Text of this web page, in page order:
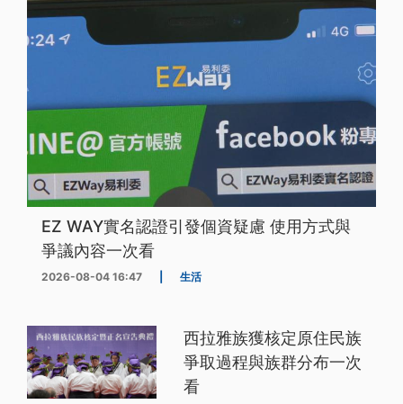
EZ WAY實名認證引發個資疑慮 使用方式與
爭議內容一次看
2026-08-04 16:47 生活
西拉雅族獲核定原住民族
爭取過程與族群分布一次
看